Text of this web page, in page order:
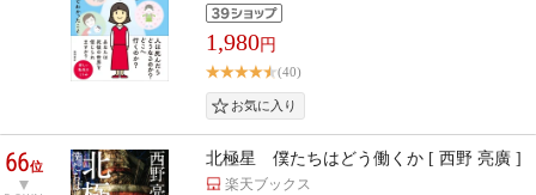
1,980円
(40)
66位 北極星 僕たちはどう働くか [ 西野 亮廣 ]
楽天ブックス